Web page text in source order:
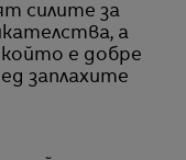
силите за
а
е добре
заплахите